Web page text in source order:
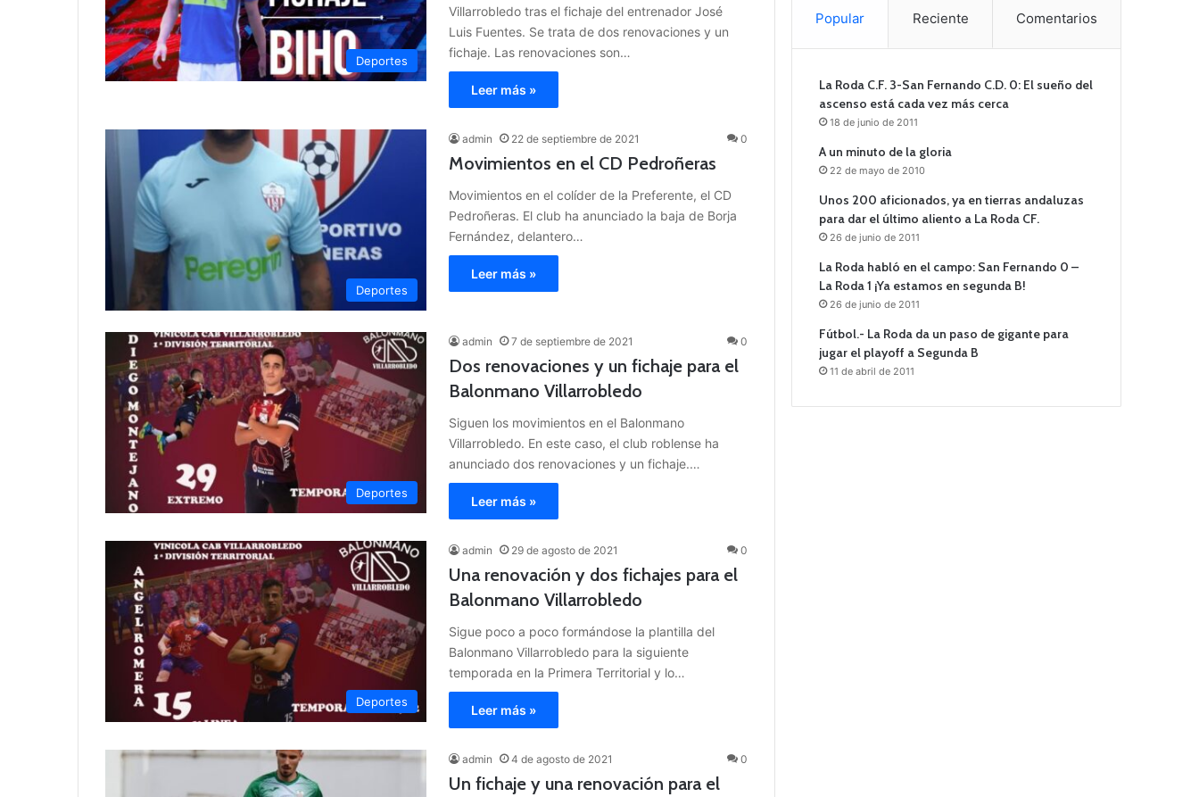
Deportes
Villarrobledo tras el fichaje del entrenador José
Luis Fuentes. Se trata de dos renovaciones y un
fichaje. Las renovaciones son…
Leer más »
Deportes
admin 22 de septiembre de 2021 0
Movimientos en el CD Pedroñeras
Movimientos en el colíder de la Preferente, el CD
Pedroñeras. El club ha anunciado la baja de Borja
Fernández, delantero…
Leer más »
Deportes
admin 7 de septiembre de 2021 0
Dos renovaciones y un fichaje para el
Balonmano Villarrobledo
Siguen los movimientos en el Balonmano
Villarrobledo. En este caso, el club roblense ha
anunciado dos renovaciones y un fichaje.…
Leer más »
Deportes
admin 29 de agosto de 2021 0
Una renovación y dos fichajes para el
Balonmano Villarrobledo
Sigue poco a poco formándose la plantilla del
Balonmano Villarrobledo para la siguiente
temporada en la Primera Territorial y lo…
Leer más »
admin 4 de agosto de 2021 0
Un fichaje y una renovación para el
Popular Reciente Comentarios
La Roda C.F. 3-San Fernando C.D. 0: El sueño del
ascenso está cada vez más cerca
18 de junio de 2011
A un minuto de la gloria
22 de mayo de 2010
Unos 200 aficionados, ya en tierras andaluzas
para dar el último aliento a La Roda CF.
26 de junio de 2011
La Roda habló en el campo: San Fernando 0 –
La Roda 1 ¡Ya estamos en segunda B!
26 de junio de 2011
Fútbol.- La Roda da un paso de gigante para
jugar el playoff a Segunda B
11 de abril de 2011